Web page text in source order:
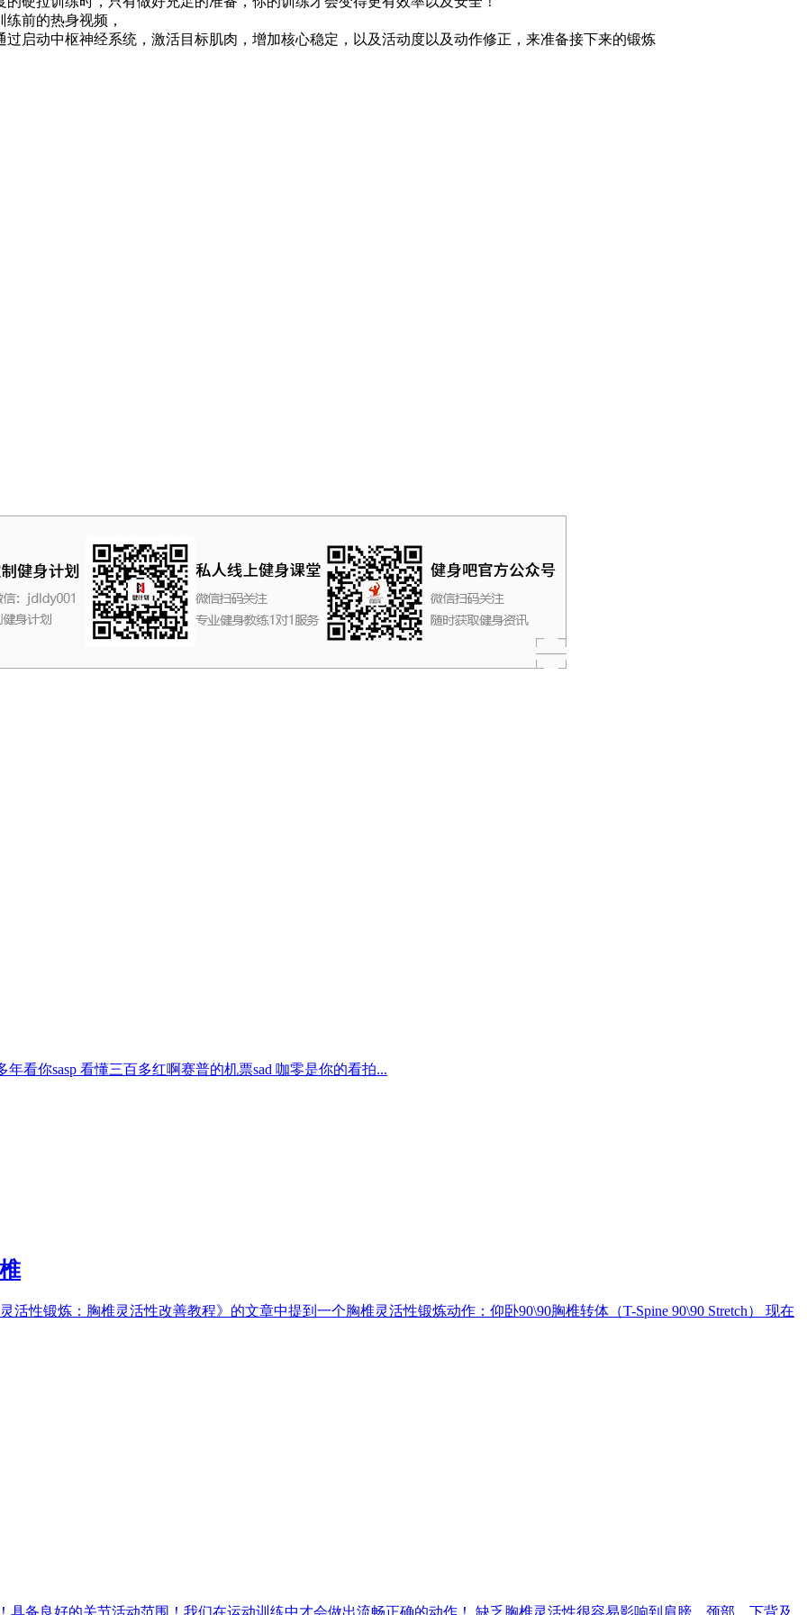
前的热身视频，
动中枢神经系统，激活目标肌肉，增加核心稳定，以及活动度以及动作修正，来准备接下来的锻炼
看你sasp 看懂三百多红啊赛普的机票sad 咖零是你的看拍...
性锻炼：胸椎灵活性改善教程》的文章中提到一个胸椎灵活性锻炼动作：仰卧90\90胸椎转体（T-Spine 90\90 Stretch） 现在